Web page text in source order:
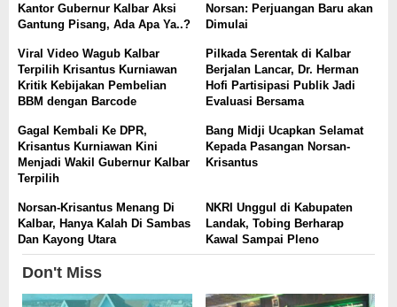
Kantor Gubernur Kalbar Aksi
Gantung Pisang, Ada Apa Ya..?
Norsan: Perjuangan Baru akan
Dimulai
Viral Video Wagub Kalbar
Terpilih Krisantus Kurniawan
Kritik Kebijakan Pembelian
BBM dengan Barcode
Pilkada Serentak di Kalbar
Berjalan Lancar, Dr. Herman
Hofi Partisipasi Publik Jadi
Evaluasi Bersama
Gagal Kembali Ke DPR,
Krisantus Kurniawan Kini
Menjadi Wakil Gubernur Kalbar
Terpilih
Bang Midji Ucapkan Selamat
Kepada Pasangan Norsan-
Krisantus
Norsan-Krisantus Menang Di
Kalbar, Hanya Kalah Di Sambas
Dan Kayong Utara
NKRI Unggul di Kabupaten
Landak, Tobing Berharap
Kawal Sampai Pleno
Don't Miss